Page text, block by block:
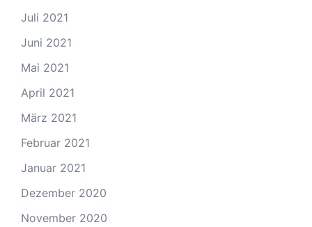
Juli 2021
Juni 2021
Mai 2021
April 2021
März 2021
Februar 2021
Januar 2021
Dezember 2020
November 2020